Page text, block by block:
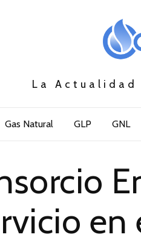
La Actualidad
Gas Natural GLP GNL